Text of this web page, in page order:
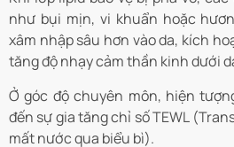
như bụi mịn, vi khuẩn hoặc
xâm nhập sâu hơn vào da, kích
tăng độ nhạy cảm thần kinh dưới
Ở góc độ chuyên môn, hiện
đến sự gia tăng chỉ số TEWL
mất nước qua biểu bì).